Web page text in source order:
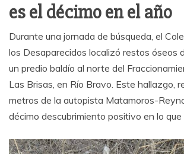
es el décimo en el año
Durante una jornada de búsqueda, el
los Desaparecidos localizó restos óseos
un predio baldío al norte del
Las Brisas, en Río Bravo. Este hallazgo,
metros de la autopista Matamoros-
décimo descubrimiento positivo en lo que